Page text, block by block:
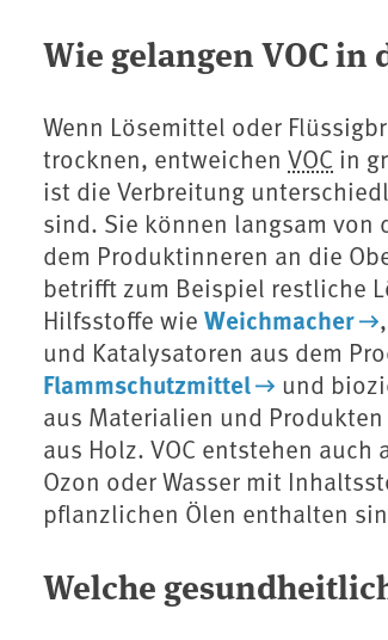
Wie gelangen VOC in
Wenn Lösemittel oder
trocknen, entweichen VOC in
ist die Verbreitung
sind. Sie können langsam von
dem Produktinneren an die
betrifft zum Beispiel restliche
Hilfsstoffe wie Weichmacher
und Katalysatoren aus dem
Flammschutzmittel
und
aus Materialien und
aus Holz. VOC entstehen
Ozon oder Wasser mit
pflanzlichen Ölen enthalten
Welche